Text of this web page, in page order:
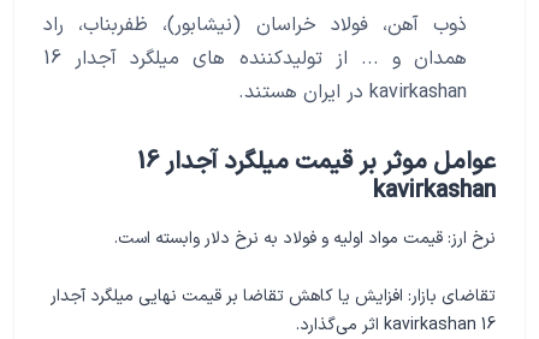
ذوب آهن، فولاد خراسان (نیشابور)، ظفربناب، راد
همدان و ... از تولیدکننده های میلگرد آجدار 16
kavirkashan در ایران هستند.
عوامل موثر بر قیمت میلگرد آجدار 16
kavirkashan
نرخ ارز: قیمت مواد اولیه و فولاد به نرخ دلار وابسته است.
تقاضای بازار: افزایش یا کاهش تقاضا بر قیمت نهایی میلگرد آجدار
16 kavirkashan اثر می‌گذارد.